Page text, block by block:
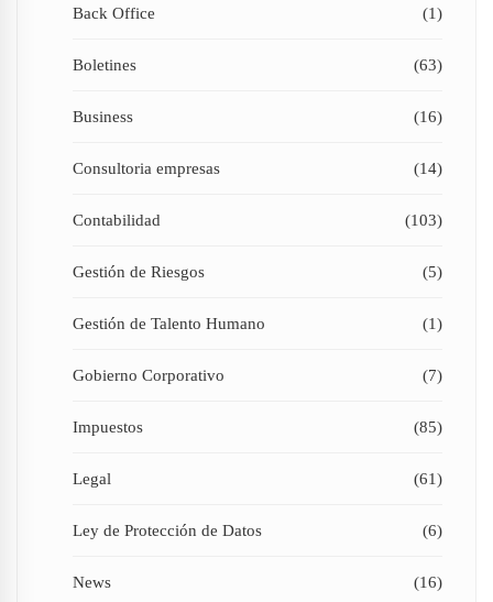
Back Office (1)
Boletines (63)
Business (16)
Consultoria empresas (14)
Contabilidad (103)
Gestión de Riesgos (5)
Gestión de Talento Humano (1)
Gobierno Corporativo (7)
Impuestos (85)
Legal (61)
Ley de Protección de Datos (6)
News (16)